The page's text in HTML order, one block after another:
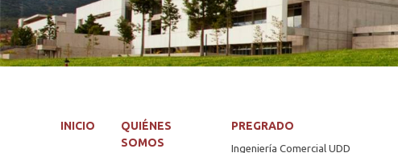
INICIO
QUIÉNES
SOMOS
PREGRADO
Ingeniería Comercial UDD